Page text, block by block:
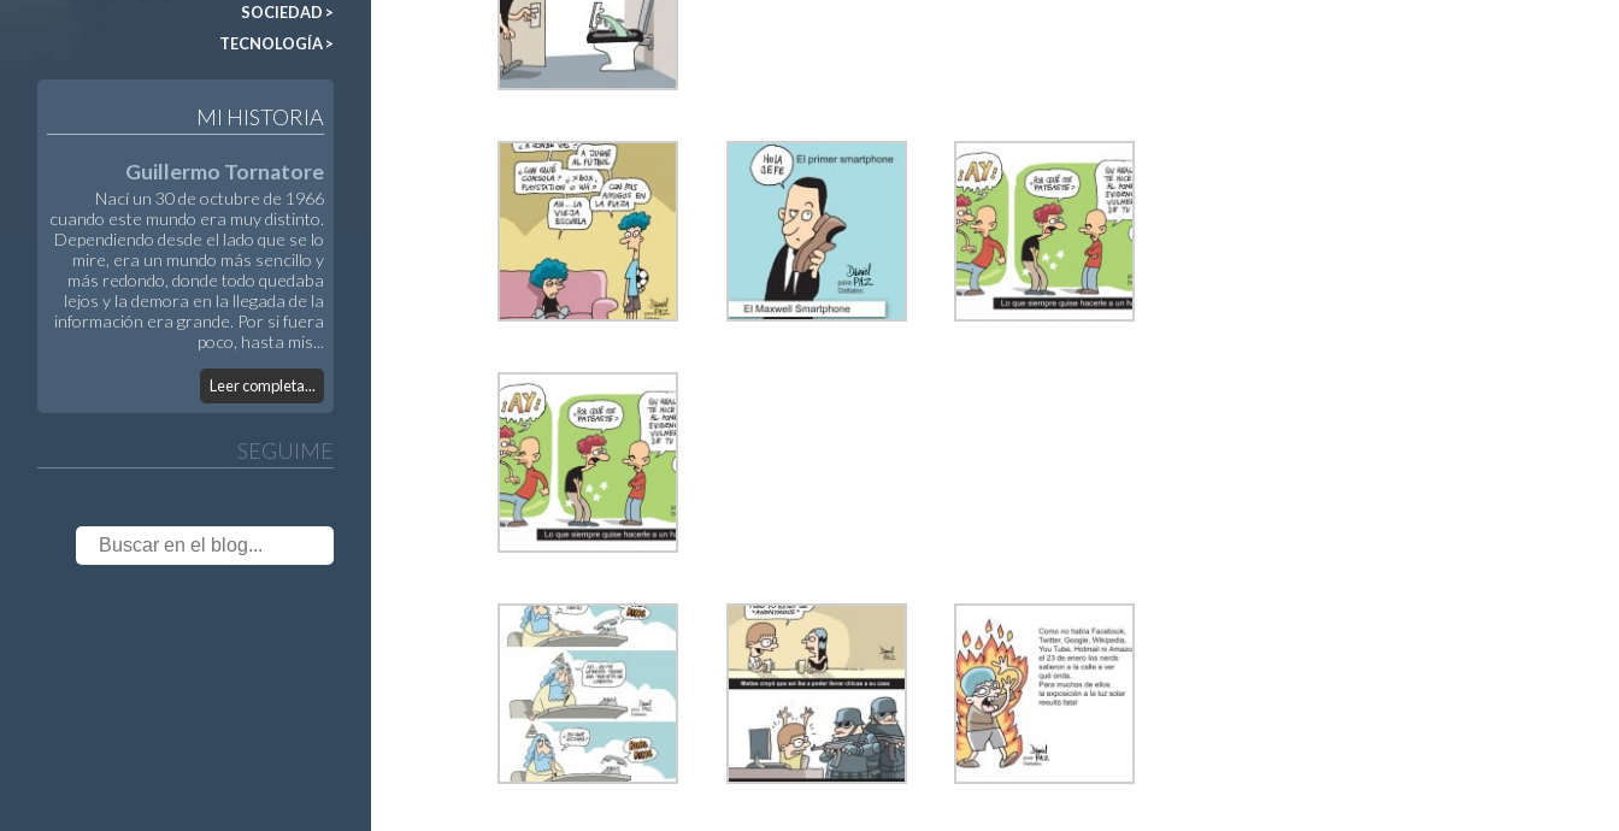
SOCIEDAD >
TECNOLOGÍA >
MI HISTORIA
Guillermo Tornatore
Nací un 30 de octubre de 1966
cuando este mundo era muy distinto.
Dependiendo desde el lado que se lo
mire, era un mundo más sencillo y
más redondo, donde todo quedaba
lejos y la demora en la llegada de la
información era grande. Por si fuera
poco, hasta mis...
Leer completa...
SEGUIME